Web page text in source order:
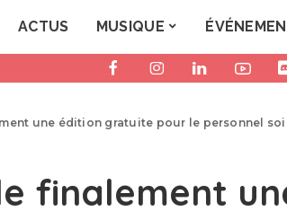
ACTUS MUSIQUE
une édition gratuite pour le personnel
finalement